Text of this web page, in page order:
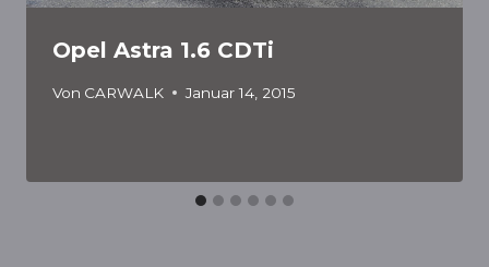
Opel Astra 1.6 CDTi
Von CARWALK Januar 14, 2015